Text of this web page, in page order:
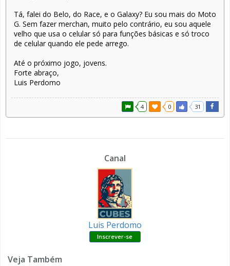
Tá, falei do Belo, do Race, e o Galaxy? Eu sou mais do Moto
G. Sem fazer merchan, muito pelo contrário, eu sou aquele
velho que usa o celular só para funções básicas e só troco
de celular quando ele pede arrego.
Até o próximo jogo, jovens.
Forte abraço,
Luis Perdomo
4 0 31
Canal
Luis Perdomo
Veja Também